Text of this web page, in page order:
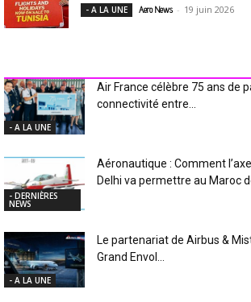
- A LA UNE Aero News - 19 juin 2026
- A LA UNE
Air France célèbre 75 ans de
connectivité entre...
- DERNIÈRES
NEWS
Aéronautique : Comment
Delhi va permettre au Maroc
- A LA UNE
Le partenariat de Airbus &
Grand Envol...